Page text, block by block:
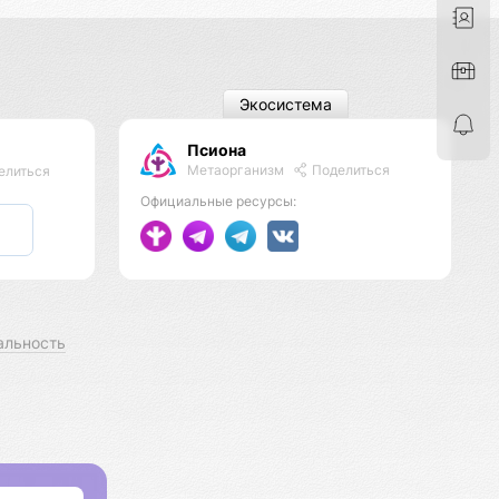
Псиона
Метаорганизм
Поделиться
Официальные ресурсы:
Экосистема